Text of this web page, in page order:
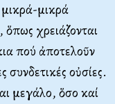
μικρά-μικρά
χρειάζονται
πού ἀποτελοῦν
οὐσίες.
μεγάλο, ὅσο καί